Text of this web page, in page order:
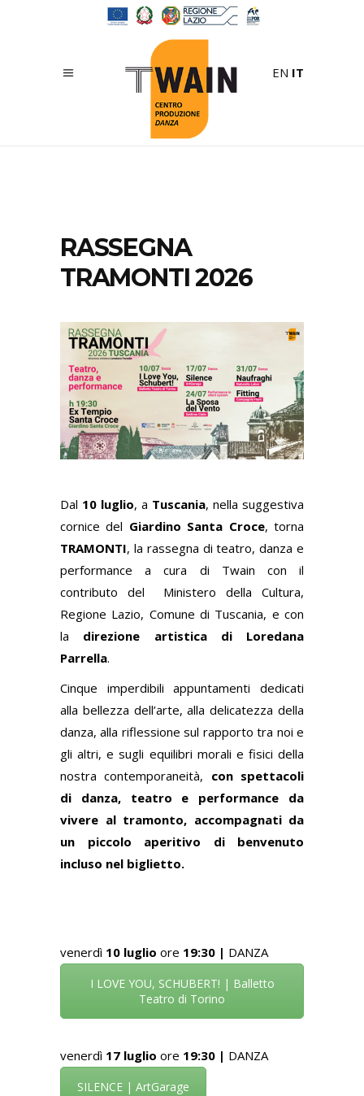
EN IT
RASSEGNA
TRAMONTI 2026
Dal 10 luglio, a Tuscania, nella suggestiva
cornice del Giardino Santa Croce, torna
TRAMONTI, la rassegna di teatro, danza e
performance a cura di Twain con il
contributo del Ministero della Cultura,
Regione Lazio, Comune di Tuscania, e con
la direzione artistica di Loredana
Parrella.
Cinque imperdibili appuntamenti dedicati
alla bellezza dell’arte, alla delicatezza della
danza, alla riflessione sul rapporto tra noi e
gli altri, e sugli equilibri morali e fisici della
nostra contemporaneità, con spettacoli
di danza, teatro e performance da
vivere al tramonto, accompagnati da
un piccolo aperitivo di benvenuto
incluso nel biglietto.
venerdì 10 luglio ore 19:30 | DANZA
I LOVE YOU, SCHUBERT! | Balletto
Teatro di Torino
venerdì 17 luglio ore 19:30 | DANZA
SILENCE | ArtGarage